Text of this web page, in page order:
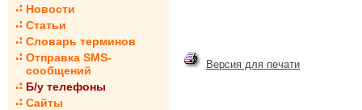
Новости
Статьи
Словарь терминов
Отправка SMS-
сообщений
Б/у телефоны
Сайты
Версия для печати